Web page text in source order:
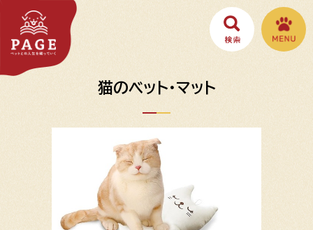
猫のベット・マット